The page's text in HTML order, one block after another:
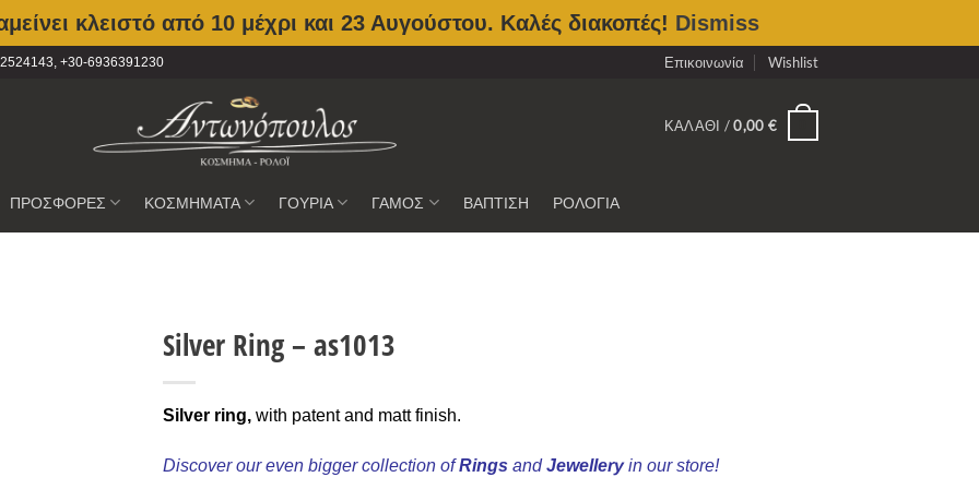
κλειστό από 10 μέχρι και 23 Αυγούστου. Καλές διακοπές! Dismiss
+30-6936391230 Επικοινωνία Wishlist
ΚΑΛΆΘΙ /0,00 €
ΠΡΟΣΦΟΡΕΣ ΚΟΣΜΗΜΑΤΑ ΓΟΥΡΙΑ ΓΑΜΟΣ ΒΑΠΤΙΣΗ ΡΟΛΟΓΙΑ
Silver Ring – as1013
Silver ring, with patent and matt finish.
Discover our even bigger collection ofRings andJewelleryin our store!